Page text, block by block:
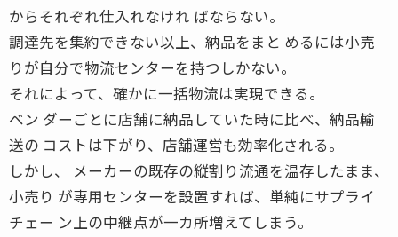
からそれぞれ仕入れなけれ ばならない。
調達先を集約できない以上、納品をまと めるには小売
りが自分で物流センターを持つしかない。
それによって、確かに一括物流は実現できる。
ベン ダーごとに店舗に納品していた時に比べ、納品輸
送の コストは下がり、店舗運営も効率化される。
しかし、 メーカーの既存の縦割り流通を温存したまま、
小売り が専用センターを設置すれば、単純にサプライ
チェー ン上の中継点が一カ所増えてしまう。